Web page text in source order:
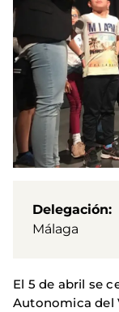
Delegación
Málaga
El 5 de abril se
Autonomica del